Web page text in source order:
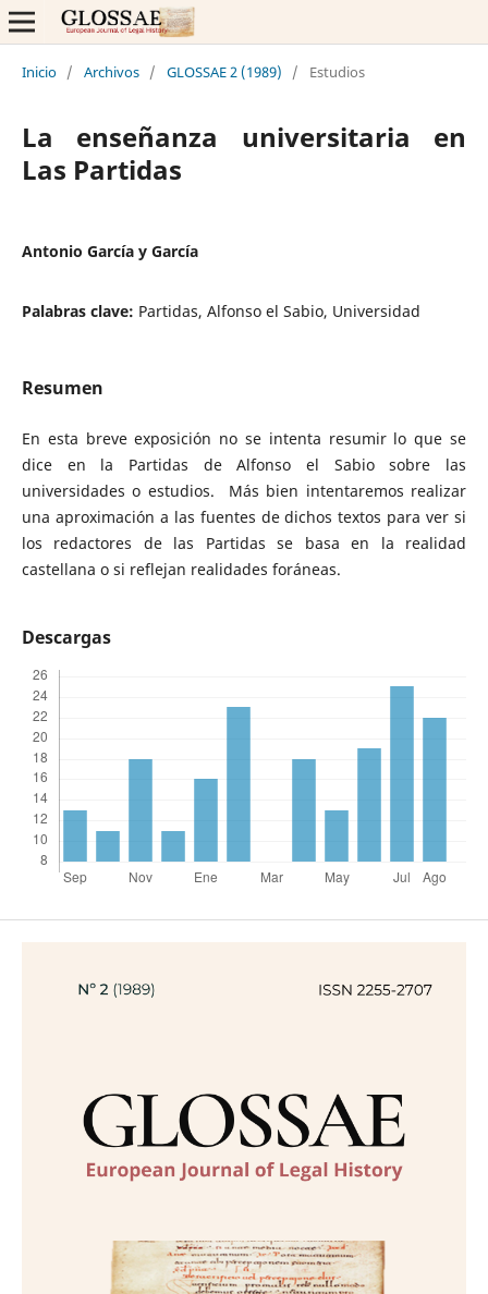
Inicio / Archivos / GLOSSAE 2 (1989) / Estudios
La enseñanza universitaria en
Las Partidas
Antonio García y García
Palabras clave: Partidas, Alfonso el Sabio, Universidad
Resumen
En esta breve exposición no se intenta resumir lo que se
dice en la Partidas de Alfonso el Sabio sobre las
universidades o estudios. Más bien intentaremos realizar
una aproximación a las fuentes de dichos textos para ver si
los redactores de las Partidas se basa en la realidad
castellana o si reflejan realidades foráneas.
Descargas